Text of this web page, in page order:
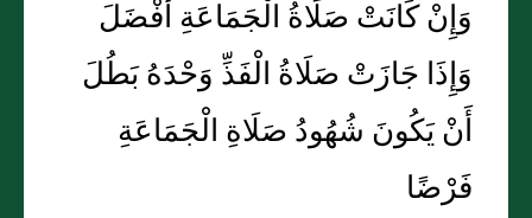
وَإِنْ كَانَتْ صَلَاةُ الْجَمَاعَةِ أَفْضَلَ
وَإِذَا جَازَتْ صَلَاةُ الْفَذِّ وَحْدَهُ بَطُلَ
أَنْ يَكُونَ شُهُودُ صَلَاةِ الْجَمَاعَةِ
فَرْضًا